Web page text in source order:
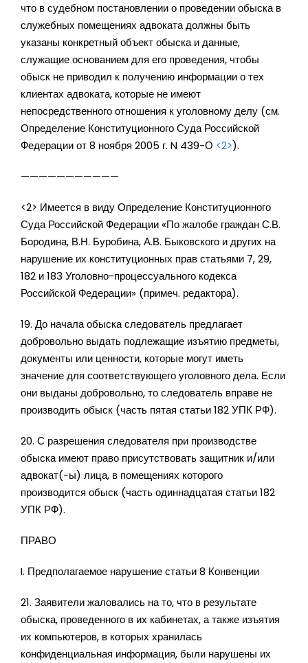
что в судебном постановлении о проведении обыска в
служебных помещениях адвоката должны быть
указаны конкретный объект обыска и данные,
служащие основанием для его проведения, чтобы
обыск не приводил к получению информации о тех
клиентах адвоката, которые не имеют
непосредственного отношения к уголовному делу (см.
Определение Конституционного Суда Российской
Федерации от 8 ноября 2005 г. N 439-О <2>).
———————————
<2> Имеется в виду Определение Конституционного
Суда Российской Федерации «По жалобе граждан С.В.
Бородина, В.Н. Буробина, А.В. Быковского и других на
нарушение их конституционных прав статьями 7, 29,
182 и 183 Уголовно-процессуального кодекса
Российской Федерации» (примеч. редактора).
19. До начала обыска следователь предлагает
добровольно выдать подлежащие изъятию предметы,
документы или ценности, которые могут иметь
значение для соответствующего уголовного дела. Если
они выданы добровольно, то следователь вправе не
производить обыск (часть пятая статьи 182 УПК РФ).
20. С разрешения следователя при производстве
обыска имеют право присутствовать защитник и/или
адвокат(-ы) лица, в помещениях которого
производится обыск (часть одиннадцатая статьи 182
УПК РФ).
ПРАВО
I. Предполагаемое нарушение статьи 8 Конвенции
21. Заявители жаловались на то, что в результате
обыска, проведенного в их кабинетах, а также изъятия
их компьютеров, в которых хранилась
конфиденциальная информация, были нарушены их